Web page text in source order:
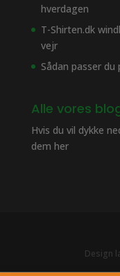
hverdagen
T-Shirten.dk
vejr
Sådan passer
Alle vores
Hvis du vil dykke
dem her
Design